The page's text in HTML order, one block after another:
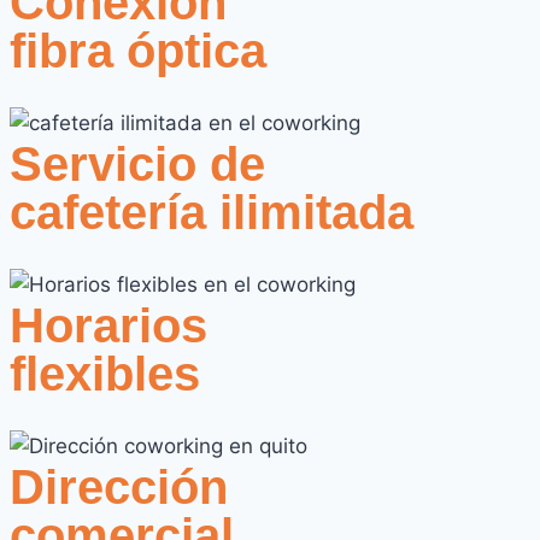
Más Información
fibra óptica
Servicio de
cafetería ilimitada
Horarios
flexibles
Dirección